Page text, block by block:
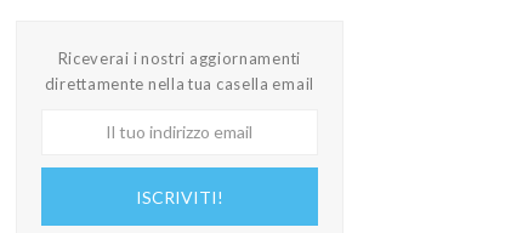
Riceverai i nostri aggiornamenti
direttamente nella tua casella email
ISCRIVITI!